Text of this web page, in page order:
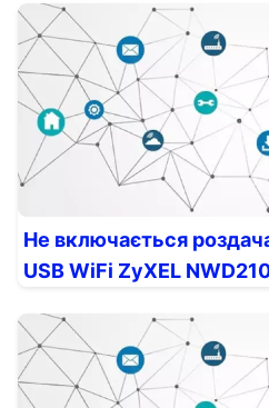
Не включається
USB WiFi ZyXEL